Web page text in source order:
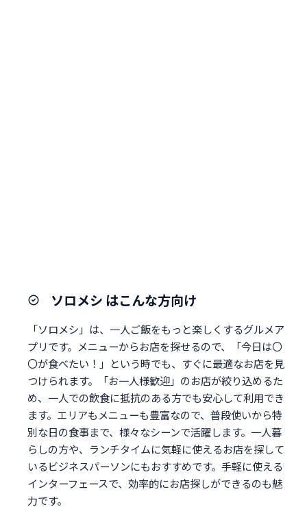
ソロメシ はこんな方向け
「ソロメシ」は、一人ご飯をもっと楽しくするグルメア
プリです。メニューからお店を探せるので、「今日は〇
〇が食べたい！」という時でも、すぐに最適なお店を見
つけられます。「お一人様歓迎」のお店が絞り込めるた
め、一人での飲食に抵抗のある方でも安心して利用でき
ます。エリアもメニューも豊富なので、普段使いから特
別な日の食事まで、様々なシーンで活躍します。一人暮
らしの方や、ランチタイムに気軽に使えるお店を探して
いるビジネスパーソンにもおすすめです。手軽に使える
インターフェースで、効率的にお店探しができるのも魅
力です。